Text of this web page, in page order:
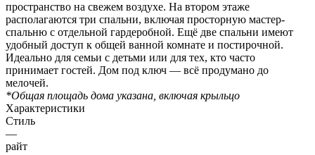
пространство на свежем воздухе. На втором этаже
располагаются три спальни, включая просторную мастер-
спальню с отдельной гардеробной. Ещё две спальни имеют
удобный доступ к общей ванной комнате и постирочной.
Идеально для семьи с детьми или для тех, кто часто
принимает гостей. Дом под ключ — всё продумано до
мелочей.
*Общая площадь дома указана, включая крыльцо
Характеристики
Стиль
—
райт